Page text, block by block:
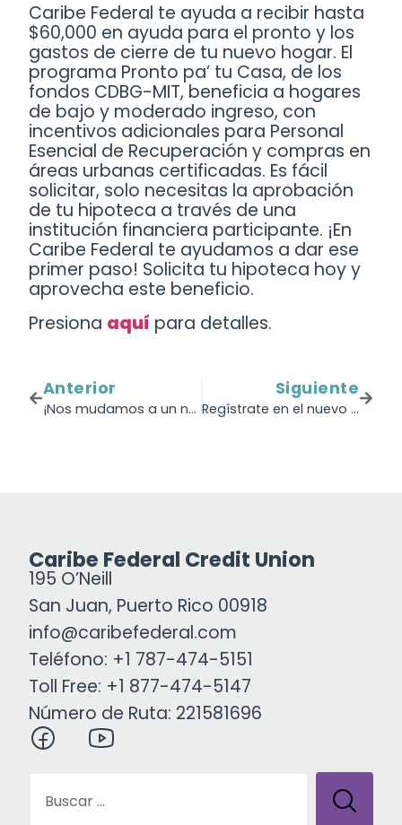
Caribe Federal te ayuda a recibir hasta
$60,000 en ayuda para el pronto y los
gastos de cierre de tu nuevo hogar. El
programa Pronto pa’ tu Casa, de los
fondos CDBG-MIT, beneficia a hogares
de bajo y moderado ingreso, con
incentivos adicionales para Personal
Esencial de Recuperación y compras en
áreas urbanas certificadas. Es fácil
solicitar, solo necesitas la aprobación
de tu hipoteca a través de una
institución financiera participante. ¡En
Caribe Federal te ayudamos a dar ese
primer paso! Solicita tu hipoteca hoy y
aprovecha este beneficio.
Presiona aquí para detalles.
Anterior
¡Nos mudamos a un nuevo local en Río Grande!
Siguiente
Regístrate en el nuevo servicio de Mastercard para proteger tu identidad
Caribe Federal Credit Union
195 O’Neill
San Juan, Puerto Rico 00918
info@caribefederal.com
Teléfono: +1 787-474-5151
Toll Free: +1 877-474-5147
Número de Ruta: 221581696